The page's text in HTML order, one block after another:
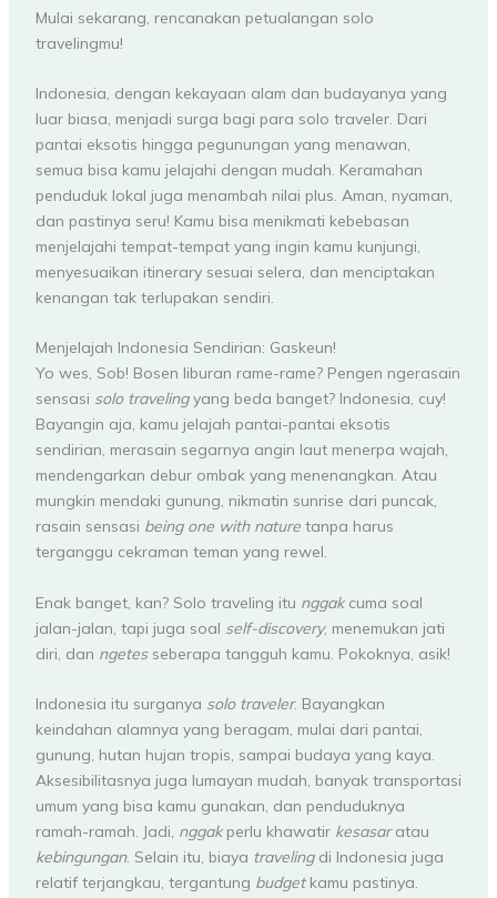
Mulai sekarang, rencanakan petualangan solo
travelingmu!
Indonesia, dengan kekayaan alam dan budayanya yang
luar biasa, menjadi surga bagi para solo traveler. Dari
pantai eksotis hingga pegunungan yang menawan,
semua bisa kamu jelajahi dengan mudah. Keramahan
penduduk lokal juga menambah nilai plus. Aman, nyaman,
dan pastinya seru! Kamu bisa menikmati kebebasan
menjelajahi tempat-tempat yang ingin kamu kunjungi,
menyesuaikan itinerary sesuai selera, dan menciptakan
kenangan tak terlupakan sendiri.
Menjelajah Indonesia Sendirian: Gaskeun!
Yo wes, Sob! Bosen liburan rame-rame? Pengen ngerasain
sensasi solo travelingyang beda banget? Indonesia, cuy!
Bayangin aja, kamu jelajah pantai-pantai eksotis
sendirian, merasain segarnya angin laut menerpa wajah,
mendengarkan debur ombak yang menenangkan. Atau
mungkin mendaki gunung, nikmatin sunrise dari puncak,
rasain sensasi being one with naturetanpa harus
terganggu cekraman teman yang rewel.
Enak banget, kan? Solo traveling itu nggakcuma soal
jalan-jalan, tapi juga soal self-discovery, menemukan jati
diri, dan ngetesseberapa tangguh kamu. Pokoknya, asik!
Indonesia itu surganya solo traveler. Bayangkan
keindahan alamnya yang beragam, mulai dari pantai,
gunung, hutan hujan tropis, sampai budaya yang kaya.
Aksesibilitasnya juga lumayan mudah, banyak transportasi
umum yang bisa kamu gunakan, dan penduduknya
ramah-ramah. Jadi, nggakperlu khawatir kesasaratau
kebingungan. Selain itu, biaya travelingdi Indonesia juga
relatif terjangkau, tergantung budgetkamu pastinya.